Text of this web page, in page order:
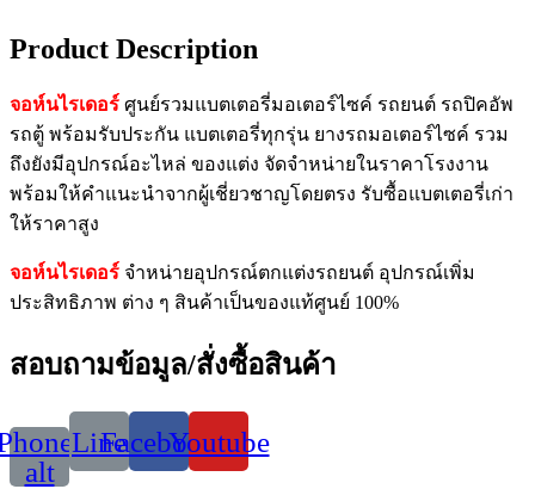
Product Description
จอห์นไรเดอร์ ศูนย์รวมแบตเตอรี่มอเตอร์ไซค์ รถยนต์ รถปิคอัพ
รถตู้ พร้อมรับประกัน แบตเตอรี่ทุกรุ่น ยางรถมอเตอร์ไซค์ รวม
ถึงยังมีอุปกรณ์อะไหล่ ของแต่ง จัดจำหน่ายในราคาโรงงาน
พร้อมให้คำแนะนำจากผู้เชี่ยวชาญโดยตรง รับซื้อแบตเตอรี่เก่า
ให้ราคาสูง
จอห์นไรเดอร์ จำหน่ายอุปกรณ์ตกแต่งรถยนต์ อุปกรณ์เพิ่ม
ประสิทธิภาพ ต่าง ๆ สินค้าเป็นของแท้ศูนย์ 100%
สอบถามข้อมูล/สั่งซื้อสินค้า
alt
LineFacebookYoutube